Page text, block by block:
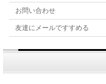
お問い合わせ
友達にメールですすめる